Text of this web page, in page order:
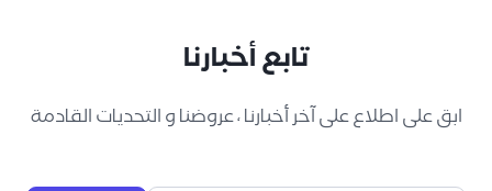
تابع أخبارنا
ابق على اطلاع على آخر أخبارنا ، عروضنا و التحديات القادمة